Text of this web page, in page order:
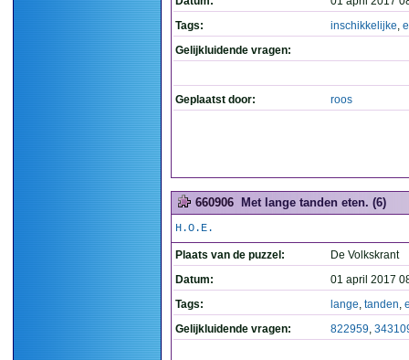
Tags:
inschikkelijke,
Gelijkluidende vragen:
Geplaatst door: roos
660906 Met lange tanden eten. (6)
H.O.E.
Plaats van de puzzel:
De Volkskrant
Datum:
01 april 2017
Tags:
lange, tanden,
Gelijkluidende vragen:
822959,